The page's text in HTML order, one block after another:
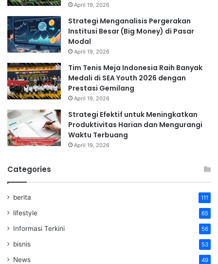
April 19, 2026
Strategi Menganalisis Pergerakan
Institusi Besar (Big Money) di Pasar
Modal
April 19, 2026
Tim Tenis Meja Indonesia Raih Banyak
Medali di SEA Youth 2026 dengan
Prestasi Gemilang
April 19, 2026
Strategi Efektif untuk Meningkatkan
Produktivitas Harian dan Mengurangi
Waktu Terbuang
April 19, 2026
Categories
berita 111
lifestyle 65
Informasi Terkini 56
bisnis 53
News 49